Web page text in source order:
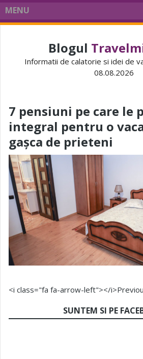
MENU
Blogul
Informatii de calatorie si idei de
08.08.2026
7 pensiuni pe care le
integral pentru o
gașca de prieteni
<i class="fa fa-arrow-left"></
SUNTEM SI PE